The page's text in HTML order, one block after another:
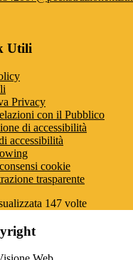
Utili
Privacy
con il Pubblico
di accessibilità
accessibilità
cookie
trasparente
147 volte